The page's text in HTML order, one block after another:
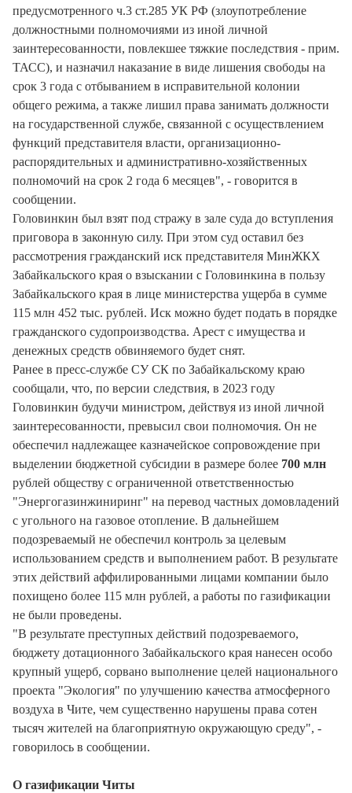
предусмотренного ч.3 ст.285 УК РФ (злоупотребление
должностными полномочиями из иной личной
заинтересованности, повлекшее тяжкие последствия - прим.
ТАСС), и назначил наказание в виде лишения свободы на
срок 3 года с отбыванием в исправительной колонии
общего режима, а также лишил права занимать должности
на государственной службе, связанной с осуществлением
функций представителя власти, организационно-
распорядительных и административно-хозяйственных
полномочий на срок 2 года 6 месяцев", - говорится в
сообщении.
Головинкин был взят под стражу в зале суда до вступления
приговора в законную силу. При этом суд оставил без
рассмотрения гражданский иск представителя МинЖКХ
Забайкальского края о взыскании с Головинкина в пользу
Забайкальского края в лице министерства ущерба в сумме
115 млн 452 тыс. рублей. Иск можно будет подать в порядке
гражданского судопроизводства. Арест с имущества и
денежных средств обвиняемого будет снят.
Ранее в пресс-службе СУ СК по Забайкальскому краю
сообщали, что, по версии следствия, в 2023 году
Головинкин будучи министром, действуя из иной личной
заинтересованности, превысил свои полномочия. Он не
обеспечил надлежащее казначейское сопровождение при
выделении бюджетной субсидии в размере более 700 млн
рублей обществу с ограниченной ответственностью
"Энергогазинжиниринг" на перевод частных домовладений
с угольного на газовое отопление. В дальнейшем
подозреваемый не обеспечил контроль за целевым
использованием средств и выполнением работ. В результате
этих действий аффилированными лицами компании было
похищено более 115 млн рублей, а работы по газификации
не были проведены.
"В результате преступных действий подозреваемого,
бюджету дотационного Забайкальского края нанесен особо
крупный ущерб, сорвано выполнение целей национального
проекта "Экология" по улучшению качества атмосферного
воздуха в Чите, чем существенно нарушены права сотен
тысяч жителей на благоприятную окружающую среду", -
говорилось в сообщении.
О газификации Читы